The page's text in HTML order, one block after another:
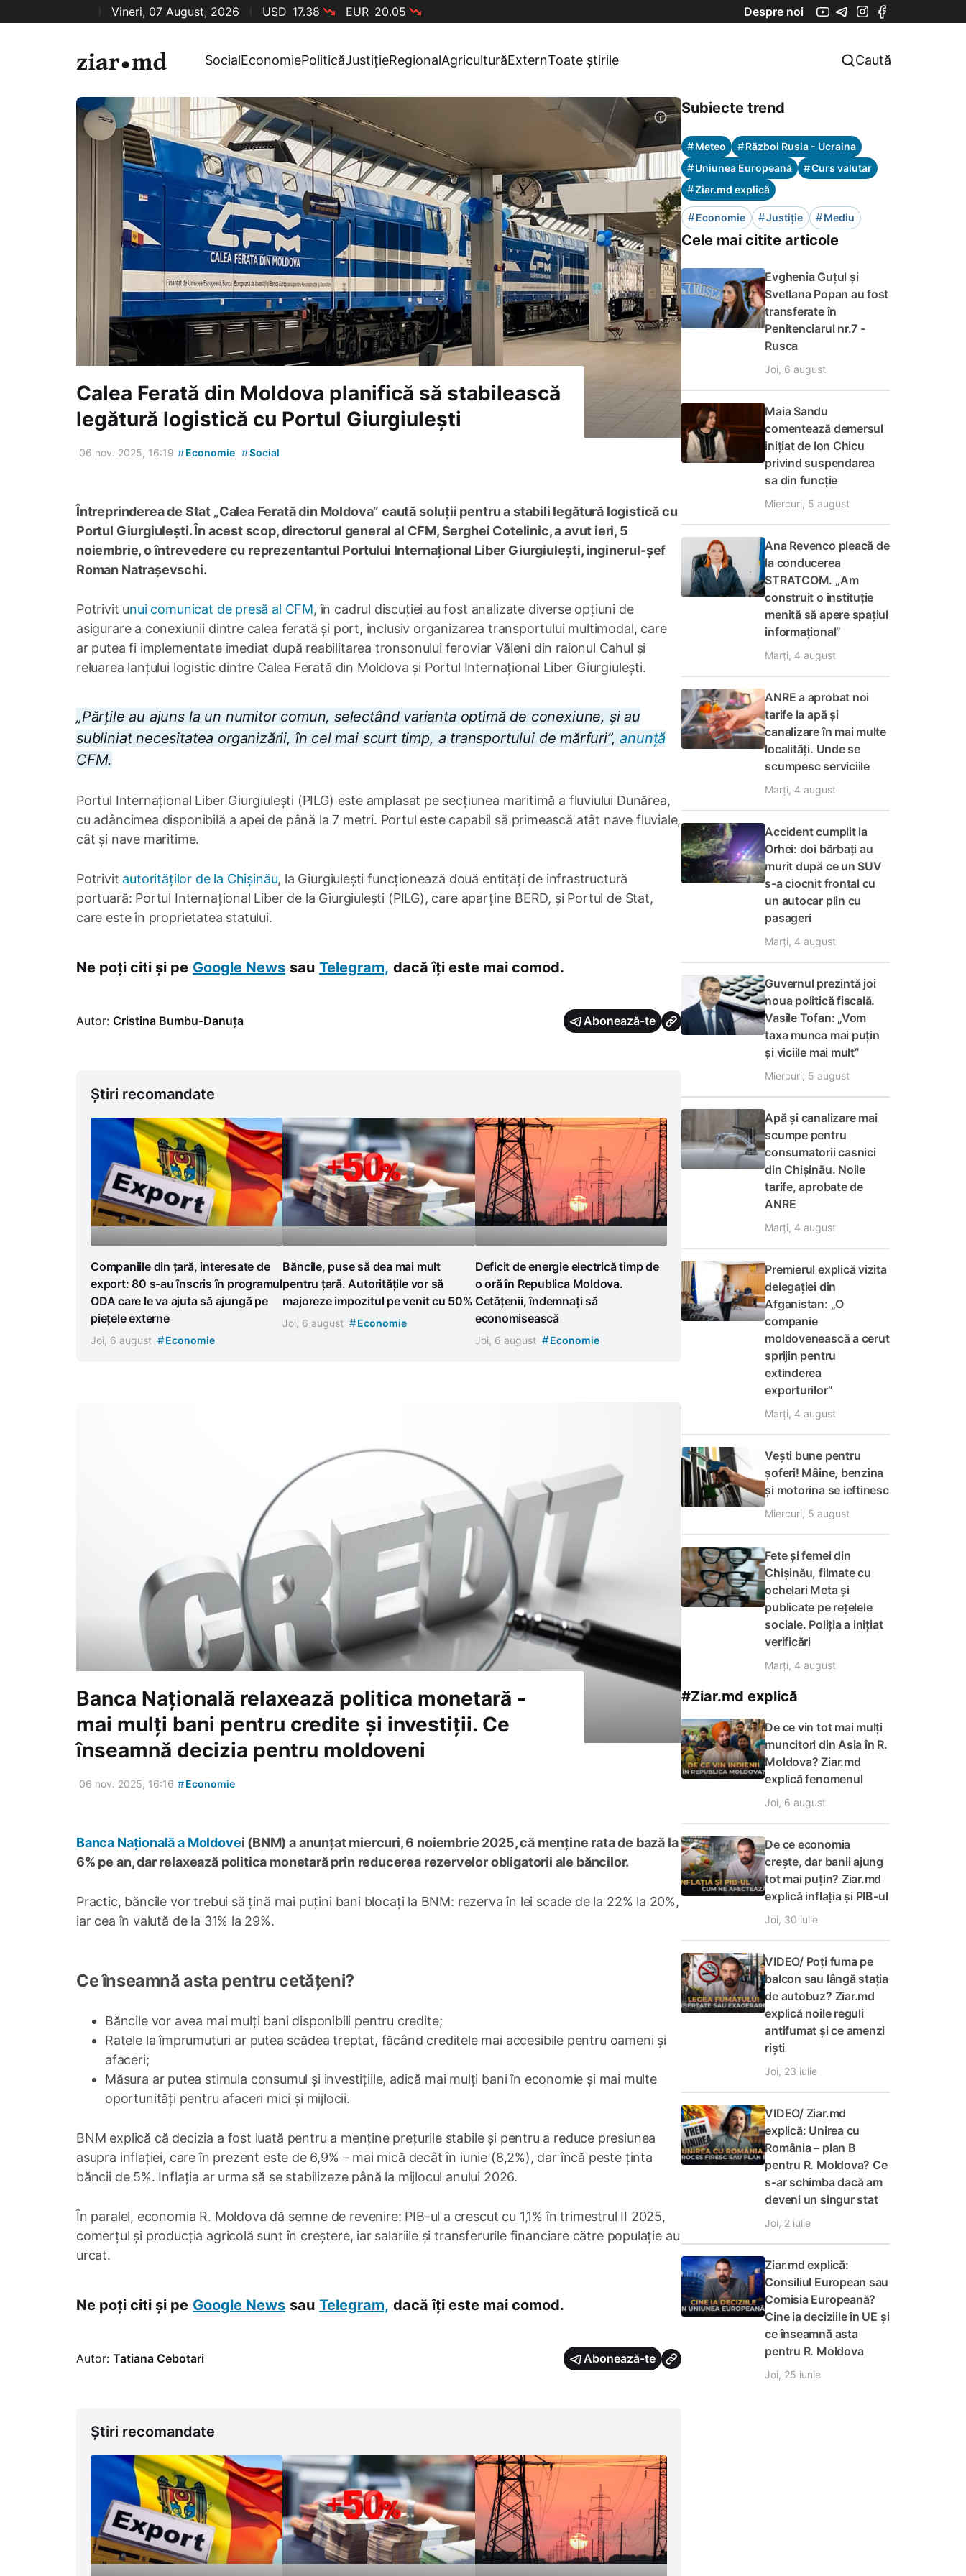
Vineri, 07 August, 2026 USD 17.38 EUR 20.05 Despre noi
SocialEconomiePoliticăJustițieRegionalAgriculturăExternToate știrile Caută
Calea Ferată din Moldova planifică să stabilească
legătură logistică cu Portul Giurgiulești
06 nov. 2025, 16:19 #Economie #Social
Întreprinderea de Stat „Calea Ferată din Moldova” caută soluții pentru a stabili legătură logistică cu
Portul Giurgiulești. În acest scop, directorul general al CFM, Serghei Cotelinic, a avut ieri, 5
noiembrie, o întrevedere cu reprezentantul Portului Internațional Liber Giurgiulești, inginerul-șef
Roman Natrașevschi.
Potrivit unui comunicat de presă al CFM, în cadrul discuției au fost analizate diverse opțiuni de
asigurare a conexiunii dintre calea ferată și port, inclusiv organizarea transportului multimodal, care
ar putea fi implementate imediat după reabilitarea tronsonului feroviar Văleni din raionul Cahul și
reluarea lanțului logistic dintre Calea Ferată din Moldova și Portul Internațional Liber Giurgiulești.
„Părțile au ajuns la un numitor comun, selectând varianta optimă de conexiune, și au
subliniat necesitatea organizării, în cel mai scurt timp, a transportului de mărfuri”,anunță
CFM.
Portul Internațional Liber Giurgiulești (PILG) este amplasat pe secțiunea maritimă a fluviului Dunărea,
cu adâncimea disponibilă a apei de până la 7 metri. Portul este capabil să primească atât nave fluviale,
cât și nave maritime.
Potrivit autorităților de la Chișinău, la Giurgiuleşti funcționează două entități de infrastructură
portuară: Portul Internațional Liber de la Giurgiuleşti (PILG), care aparține BERD, și Portul de Stat,
care este în proprietatea statului.
Ne poți citi și pe Google News sau Telegram, dacă îți este mai comod.
Autor: Cristina Bumbu-Danuța Abonează-te
Știri recomandate
Companiile din țară, interesate de
export: 80 s-au înscris în programul
ODA care le va ajuta să ajungă pe
piețele externe
Joi, 6 august #Economie
Băncile, puse să dea mai mult
pentru țară. Autoritățile vor să
majoreze impozitul pe venit cu 50%
Joi, 6 august #Economie
Deficit de energie electrică timp de
o oră în Republica Moldova.
Cetățenii, îndemnați să
economisească
Joi, 6 august #Economie
Banca Națională relaxează politica monetară -
mai mulți bani pentru credite și investiții. Ce
înseamnă decizia pentru moldoveni
06 nov. 2025, 16:16 #Economie
Banca Națională a Moldovei (BNM) a anunțat miercuri, 6 noiembrie 2025, că menține rata de bază la
6% pe an, dar relaxează politica monetară prin reducerea rezervelor obligatorii ale băncilor.
Practic, băncile vor trebui să țină mai puțini bani blocați la BNM: rezerva în lei scade de la 22% la 20%,
iar cea în valută de la 31% la 29%.
Ce înseamnă asta pentru cetățeni?
Băncile vor avea mai mulți bani disponibili pentru credite;
Ratele la împrumuturi ar putea scădea treptat, făcând creditele mai accesibile pentru oameni și
afaceri;
Măsura ar putea stimula consumul și investițiile, adică mai mulți bani în economie și mai multe
oportunități pentru afaceri mici și mijlocii.
BNM explică că decizia a fost luată pentru a menține prețurile stabile și pentru a reduce presiunea
asupra inflației, care în prezent este de 6,9% – mai mică decât în iunie (8,2%), dar încă peste ținta
băncii de 5%. Inflația ar urma să se stabilizeze până la mijlocul anului 2026.
În paralel, economia R. Moldova dă semne de revenire: PIB-ul a crescut cu 1,1% în trimestrul II 2025,
comerțul și producția agricolă sunt în creștere, iar salariile și transferurile financiare către populație au
urcat.
Ne poți citi și pe Google News sau Telegram, dacă îți este mai comod.
Autor: Tatiana Cebotari Abonează-te
Știri recomandate
Subiecte trend
#Meteo #Război Rusia - Ucraina
#Uniunea Europeană #Curs valutar
#Ziar.md explică
#Economie #Justiție #Mediu
Cele mai citite articole
Evghenia Guțul și
Svetlana Popan au fost
transferate în
Penitenciarul nr.7 -
Rusca
Joi, 6 august
Maia Sandu
comentează demersul
inițiat de Ion Chicu
privind suspendarea
sa din funcție
Miercuri, 5 august
Ana Revenco pleacă de
la conducerea
STRATCOM. „Am
construit o instituție
menită să apere spațiul
informațional”
Marți, 4 august
ANRE a aprobat noi
tarife la apă și
canalizare în mai multe
localități. Unde se
scumpesc serviciile
Marți, 4 august
Accident cumplit la
Orhei: doi bărbați au
murit după ce un SUV
s-a ciocnit frontal cu
un autocar plin cu
pasageri
Marți, 4 august
Guvernul prezintă joi
noua politică fiscală.
Vasile Tofan: „Vom
taxa munca mai puțin
și viciile mai mult”
Miercuri, 5 august
Apă și canalizare mai
scumpe pentru
consumatorii casnici
din Chișinău. Noile
tarife, aprobate de
ANRE
Marți, 4 august
Premierul explică vizita
delegației din
Afganistan: „O
companie
moldovenească a cerut
sprijin pentru
extinderea
exporturilor”
Marți, 4 august
Vești bune pentru
șoferi! Mâine, benzina
și motorina se ieftinesc
Miercuri, 5 august
Fete și femei din
Chișinău, filmate cu
ochelari Meta și
publicate pe rețelele
sociale. Poliția a inițiat
verificări
Marți, 4 august
#Ziar.md explică
De ce vin tot mai mulți
muncitori din Asia în R.
Moldova? Ziar.md
explică fenomenul
Joi, 6 august
De ce economia
crește, dar banii ajung
tot mai puțin? Ziar.md
explică inflația și PIB-ul
Joi, 30 iulie
VIDEO/ Poți fuma pe
balcon sau lângă stația
de autobuz? Ziar.md
explică noile reguli
antifumat și ce amenzi
riști
Joi, 23 iulie
VIDEO/ Ziar.md
explică: Unirea cu
România – plan B
pentru R. Moldova? Ce
s-ar schimba dacă am
deveni un singur stat
Joi, 2 iulie
Ziar.md explică:
Consiliul European sau
Comisia Europeană?
Cine ia deciziile în UE și
ce înseamnă asta
pentru R. Moldova
Joi, 25 iunie